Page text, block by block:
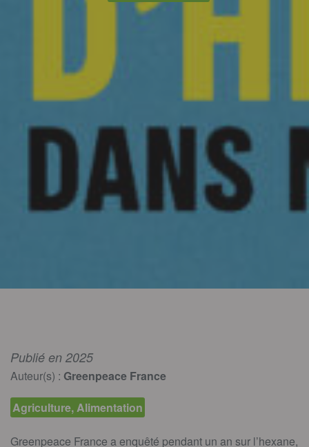
Publié en 2025
Auteur(s) : Greenpeace France
Agriculture, Alimentation
Greenpeace France a enquêté pendant un an sur l’hexane,